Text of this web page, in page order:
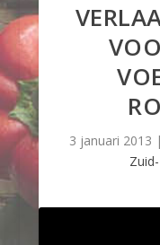
3 januari 2013 |